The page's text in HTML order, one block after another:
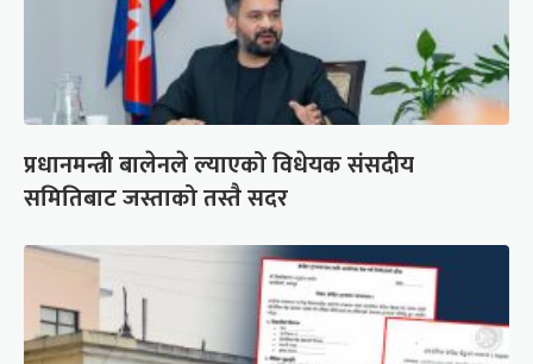
प्रधानमन्त्री बालेनले ल्याएको विधेयक संसदीय
समितिबाट जस्ताको तस्तै सदर